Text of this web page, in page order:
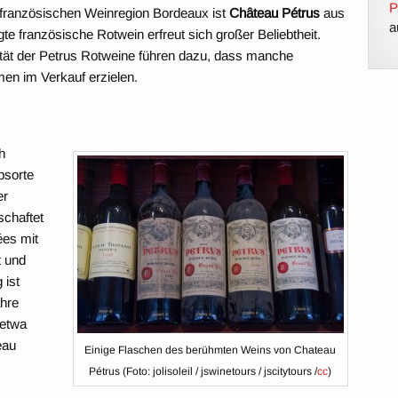
Weinregion Bordeaux istChâteau Pétrus aus
französische Rotwein erfreut sich großer Beliebtheit.
der Petrus Rotweine führen dazu, dass manche
im Verkauf erzielen.
Einige Flaschen des berühmten Weins von Chateau
Pétrus (Foto: jolisoleil / jswinetours / jscitytours /cc)
mit
und
ist